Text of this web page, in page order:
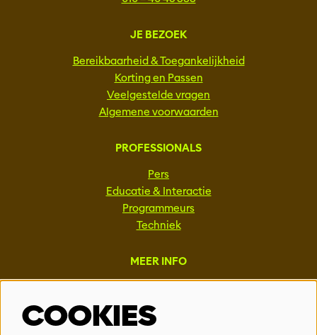
JE BEZOEK
Bereikbaarheid & Toegankelijkheid
Korting en Passen
Veelgestelde vragen
Algemene voorwaarden
PROFESSIONALS
Pers
Educatie & Interactie
Programmeurs
Techniek
MEER INFO
Vacatures
Events & Partnerships
COOKIES